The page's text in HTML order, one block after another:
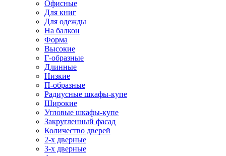
Офисные
Для книг
Для одежды
На балкон
Форма
Высокие
Г-образные
Длинные
Низкие
П-образные
Радиусные шкафы-купе
Широкие
Угловые шкафы-купе
Закругленный фасад
Количество дверей
2-х дверные
3-х дверные